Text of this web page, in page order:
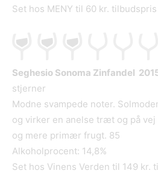
Set hos MENY til 60 kr. tilbudspris
Seghesio Sonoma Zinfandel
stjerner
Modne svampede noter.
og virker en anelse træt og på
og mere primær frugt. 85
Alkoholprocent: 14,8%
Set hos Vinens Verden til 149 kr.